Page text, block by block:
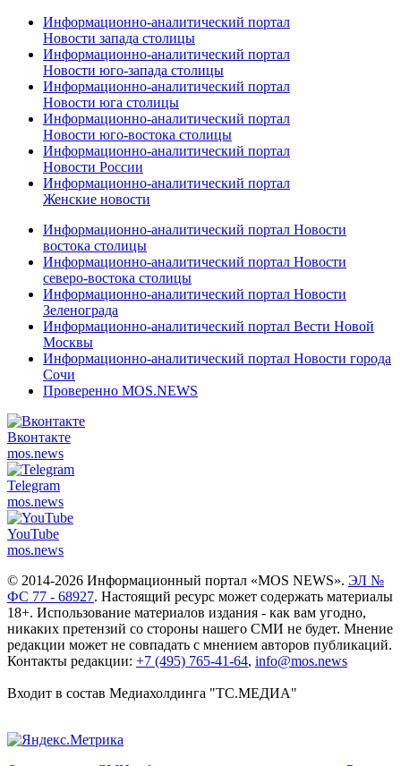
Информационно-аналитический портал
Новости запада столицы
Информационно-аналитический портал
Новости юго-запада столицы
Информационно-аналитический портал
Новости юга столицы
Информационно-аналитический портал
Новости юго-востока столицы
Информационно-аналитический портал
Новости России
Информационно-аналитический портал
Женские новости
Информационно-аналитический портал Новости
востока столицы
Информационно-аналитический портал Новости
северо-востока столицы
Информационно-аналитический портал Новости
Зеленограда
Информационно-аналитический портал Вести Новой
Москвы
Информационно-аналитический портал Новости города
Сочи
Проверенно MOS.NEWS
Вконтакте
mos.news
Telegram
mos.news
YouTube
mos.news
© 2014-2026 Информационный портал «MOS NEWS». ЭЛ №
ФС 77 - 68927. Настоящий ресурс может содержать материалы
18+. Использование материалов издания - как вам угодно,
никаких претензий со стороны нашего СМИ не будет. Мнение
редакции может не совпадать с мнением авторов публикаций.
Контакты редакции: +7 (495) 765-41-64, info@mos.news
Входит в состав Медиахолдинга "ТС.МЕДИА"